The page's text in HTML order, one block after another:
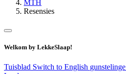
MTH
Resensies
Welkom by LekkeSlaap!
Tuisblad Switch to English gunstelinge